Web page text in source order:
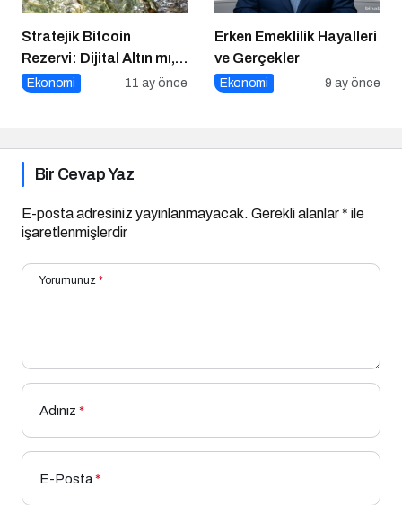
Stratejik Bitcoin
Rezervi: Dijital Altın mı,
Riskli Bir Hamle mi?
Ekonomi 11 ay önce
Erken Emeklilik Hayalleri
ve Gerçekler
Ekonomi 9 ay önce
Bir Cevap Yaz
E-posta adresiniz yayınlanmayacak. Gerekli alanlar* ile
işaretlenmişlerdir
Yorumunuz *
Adınız *
E-Posta*